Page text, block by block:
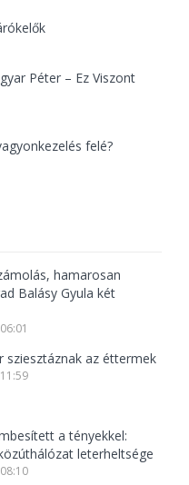
Péter – Ez Viszont
felé?
hamarosan
Balásy Gyula két
sziesztáznak az éttermek
a tényekkel:
leterheltsége